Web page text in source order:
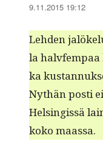
9.11.2015 19:12
Lehden
la
ka
Nythän posti
Helsingis­sä
koko maassa.